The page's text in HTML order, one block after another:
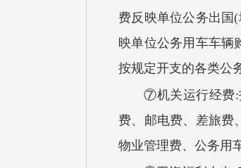
费反映单位公务出国
映单位公务用车车辆
按规定开支的各类公
⑦机关运行经费:
费、邮电费、差旅费
物业管理费、公务用